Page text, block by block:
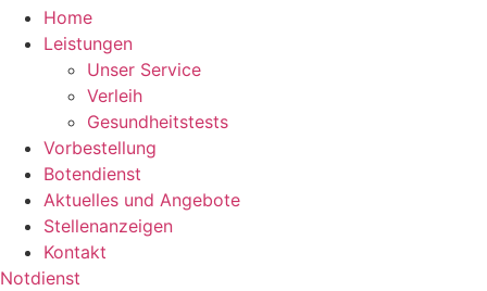
Home
Leistungen
Unser Service
Verleih
Gesundheitstests
Vorbestellung
Botendienst
Aktuelles und Angebote
Stellenanzeigen
Kontakt
Notdienst